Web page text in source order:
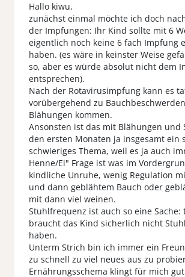
Hallo kiwu,
zunächst einmal möchte ich doch
der Impfungen: Ihr Kind sollte mit 6
eigentlich noch keine 6 fach Impfung
haben. (es wäre in keinster Weise
so, aber es würde absolut nicht dem
entsprechen).
Nach der Rotavirusimpfung kann es
vorübergehend zu
Blähungen kommen.
Ansonsten ist das mit Blähungen und
den ersten Monaten ja insgesamt ein
schwieriges Thema, weil es ja auch
Henne/Ei" Frage ist was im
kindliche Unruhe, wenig Regulation
und dann geblähtem Bauch oder
mit dann viel weinen.
Stuhlfrequenz ist auch so eine Sache:
braucht das Kind sicherlich nicht
haben.
Unterm Strich bin ich immer ein
zu schnell zu viel neues aus zu
Ernährungsschema klingt für mich